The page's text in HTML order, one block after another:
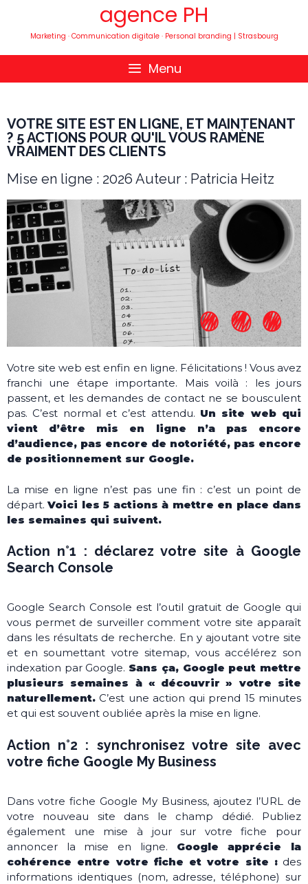
agence PH
Marketing · Communication digitale · Personal branding | Strasbourg
Menu
VOTRE SITE EST EN LIGNE, ET MAINTENANT
? 5 ACTIONS POUR QU'IL VOUS RAMÈNE
VRAIMENT DES CLIENTS
Mise en ligne : 2026 Auteur : Patricia Heitz
Votre site web est enfin en ligne. Félicitations ! Vous avez
franchi une étape importante. Mais voilà : les jours
passent, et les demandes de contact ne se bousculent
pas. C’est normal et c’est attendu. Un site web qui
vient d’être mis en ligne n’a pas encore
d’audience, pas encore de notoriété, pas encore
de positionnement sur Google.
La mise en ligne n’est pas une fin : c’est un point de
départ.Voici les 5 actions à mettre en place dans
les semaines qui suivent.
Action n°1 : déclarez votre site à Google
Search Console
Google Search Console est l’outil gratuit de Google qui
vous permet de surveiller comment votre site apparaît
dans les résultats de recherche. En y ajoutant votre site
et en soumettant votre sitemap, vous accélérez son
indexation par Google. Sans ça, Google peut mettre
plusieurs semaines à « découvrir » votre site
naturellement. C’est une action qui prend 15 minutes
et qui est souvent oubliée après la mise en ligne.
Action n°2 : synchronisez votre site avec
votre fiche Google My Business
Dans votre fiche Google My Business, ajoutez l’URL de
votre nouveau site dans le champ dédié. Publiez
également une mise à jour sur votre fiche pour
annoncer la mise en ligne. Google apprécie la
cohérence entre votre fiche et votre site :des
informations identiques (nom, adresse, téléphone) sur